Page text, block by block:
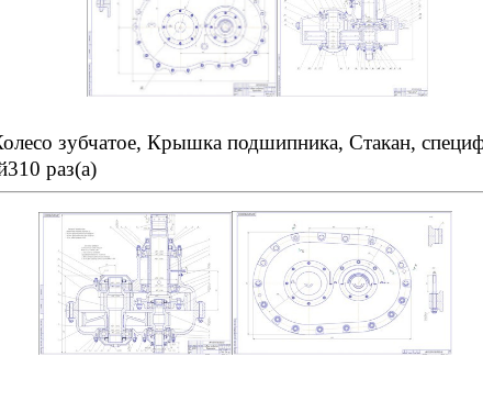
зубчатое, Крышка подшипника, Стакан,
раз(а)